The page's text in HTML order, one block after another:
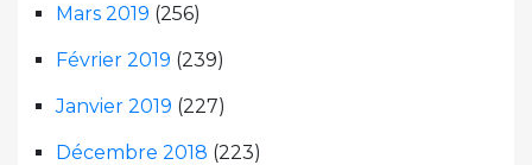
Mars 2019 (256)
Février 2019 (239)
Janvier 2019 (227)
Décembre 2018 (223)